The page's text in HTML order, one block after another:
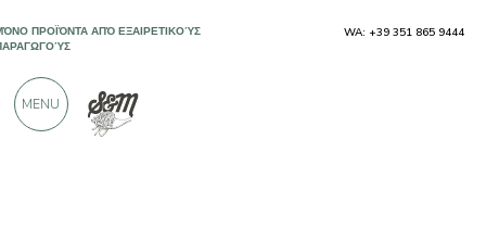
ΠΡΟΪΌΝΤΑ ΑΠΌ ΕΞΑΙΡΕΤΙΚΟΎΣ
ΑΠΌ 900 ΘΕΤΙΚΈΣ ΚΡΙΤΙΚΈΣ
WA: +39 351 865 9444
MENU